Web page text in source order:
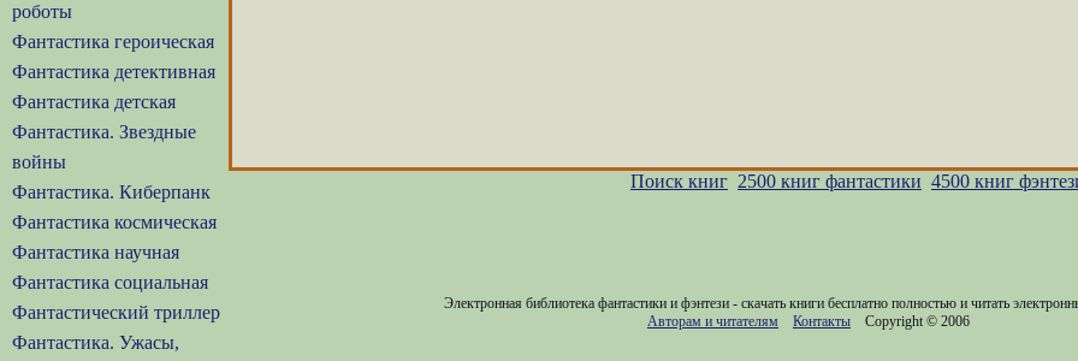
роботы
Фантастика героическая
Фантастика детективная
Фантастика детская
Фантастика. Звездные
войны
Фантастика. Киберпанк
Фантастика космическая
Фантастика научная
Фантастика социальная
Фантастический триллер
Фантастика. Ужасы,
Поиск книг 2500 книг фантастики 4500 книг
Электронная библиотека фантастики и фэнтези - скачать книги бесплатно полностью и читать
Авторам и читателям
Контакты Copyright © 2006